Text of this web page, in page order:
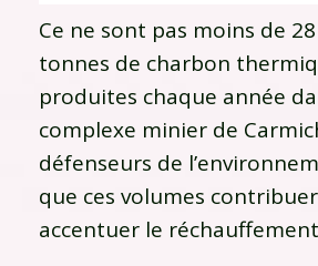
Ce ne sont pas moins de
tonnes de charbon
produites chaque année
complexe minier de
défenseurs de
que ces volumes
accentuer le